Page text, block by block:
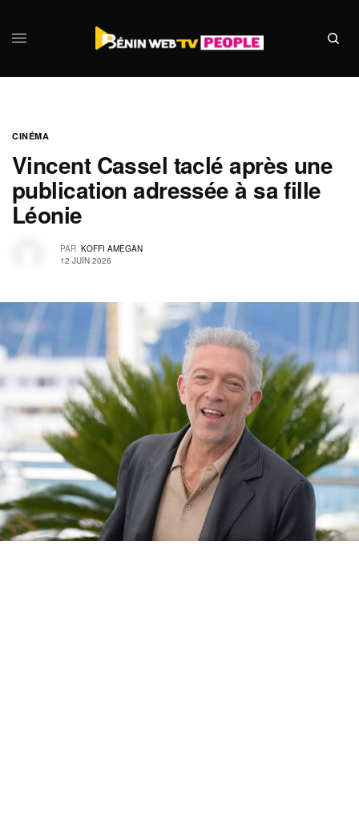
CINÉMA
Vincent Cassel taclé après une
publication adressée à sa fille
Léonie
PAR KOFFI AMÈGAN
12 JUIN 2026